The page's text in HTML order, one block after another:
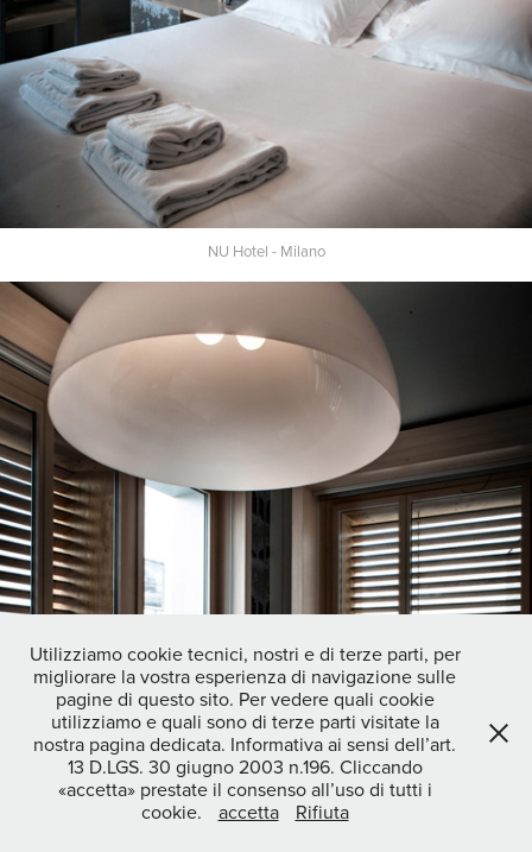
NU Hotel - Milano
Utilizziamo cookie tecnici, nostri e di terze parti, per
migliorare la vostra esperienza di navigazione sulle
pagine di questo sito. Per vedere quali cookie
utilizziamo e quali sono di terze parti visitate la
nostra pagina dedicata. Informativa ai sensi dell’art.
13 D.LGS. 30 giugno 2003 n.196. Cliccando
«accetta» prestate il consenso all’uso di tutti i
cookie.
accetta Rifiuta